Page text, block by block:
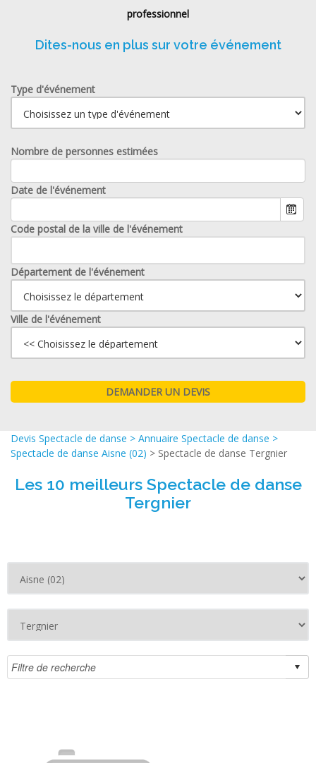
professionnel
Dites-nous en plus sur votre événement
Type d'événement
Nombre de personnes estimées
Date de l'événement
Code postal de la ville de l'événement
Département de l'événement
Ville de l'événement
Devis Spectacle de danse > Annuaire Spectacle de danse >
Spectacle de danse Aisne (02) > Spectacle de danse Tergnier
Les 10 meilleurs Spectacle de danse
Tergnier